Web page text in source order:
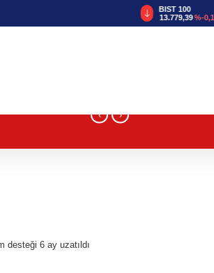
%-0,14
‹ ›
desteği 6 ay uzatıldı